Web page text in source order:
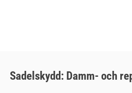
Sadelskydd: Damm- och